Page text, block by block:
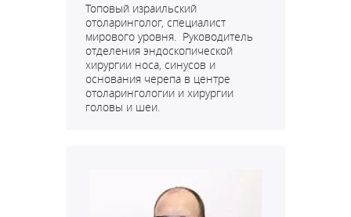
Топовый израильский
отоларинголог, специалист
мирового уровня. Руководитель
отделения эндоскопической
хирургии носа, синусов и
основания черепа в центре
отоларингологии и хирургии
головы и шеи.